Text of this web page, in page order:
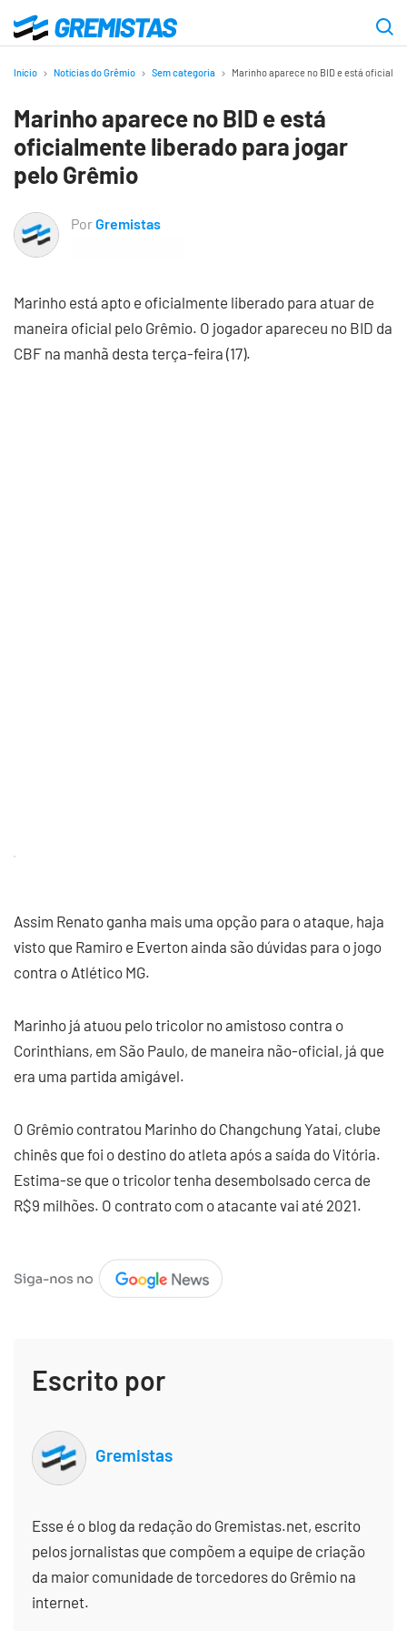
para
principal
Gremistas
Início Notícias do Grêmio Sem categoria Marinho aparece no BID e está
Marinho aparece no BID e está
oficialmente liberado para jogar
pelo Grêmio
PorGremistas
Marinho está apto e oficialmente liberado para atuar de
maneira oficial pelo Grêmio. O jogador apareceu no BID da
CBF na manhã desta terça-feira (17).
Assim Renato ganha mais uma opção para o ataque, haja
visto que Ramiro e Everton ainda são dúvidas para o jogo
contra o Atlético MG.
Marinho já atuou pelo tricolor no amistoso contra o
Corinthians, em São Paulo, de maneira não-oficial, já que
era uma partida amigável.
O Grêmio contratou Marinho do Changchung Yatai, clube
chinês que foi o destino do atleta após a saída do Vitória.
Estima-se que o tricolor tenha desembolsado cerca de
R$9 milhões. O contrato com o atacante vai até 2021.
Escrito por
Gremistas
Esse é o blog da redação do Gremistas.net, escrito
pelos jornalistas que compõem a equipe de criação
da maior comunidade de torcedores do Grêmio na
internet.